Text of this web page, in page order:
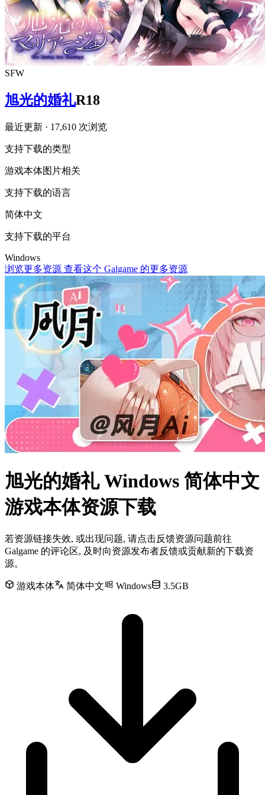
SFW
旭光的婚礼R18
最近更新 · 17,610 次浏览
支持下载的类型
游戏本体图片相关
支持下载的语言
简体中文
支持下载的平台
Windows
浏览更多资源 查看这个 Galgame 的更多资源
旭光的婚礼 Windows 简体中文
游戏本体资源下载
若资源链接失效, 或出现问题, 请点击反馈资源问题前往
Galgame 的评论区, 及时向资源发布者反馈或贡献新的下载资
源。
游戏本体 简体中文 Windows 3.5GB